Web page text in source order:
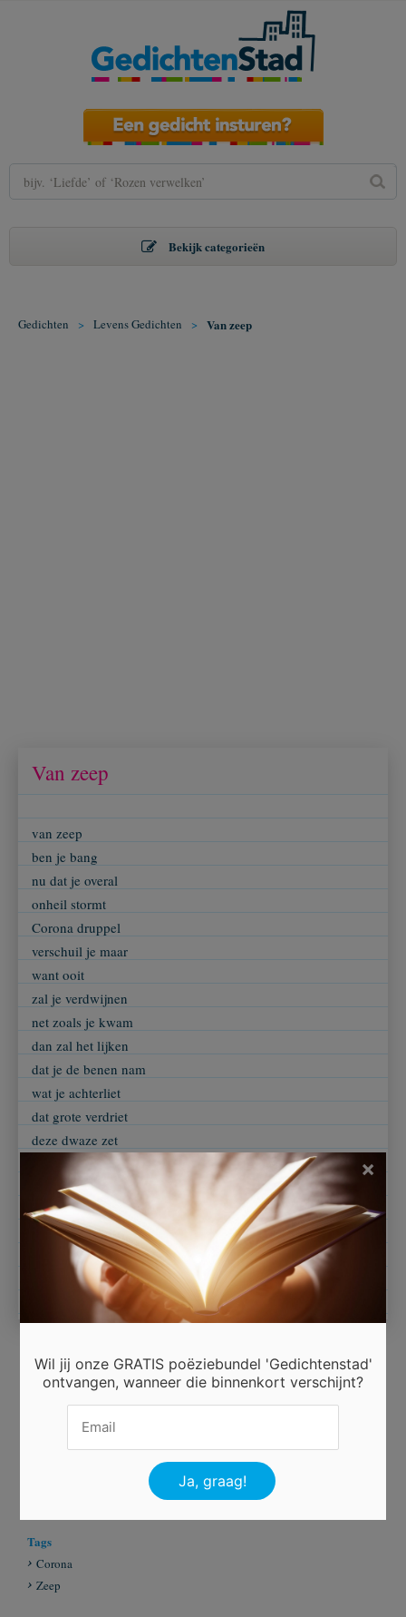
Bekijk categorieën
Gedichten > Levens Gedichten > Van zeep
Van zeep
van zeep
ben je bang
nu dat je overal
onheil stormt
Corona druppel
verschuil je maar
want ooit
zal je verdwijnen
net zoals je kwam
dan zal het lijken
dat je de benen nam
wat je achterliet
dat grote verdriet
deze dwaze zet
dat jij bracht
verdwijnt dan
als een dief
in de nacht
Corona 16 april 2020
Ingezonden door
Beoordeel dit gedicht
Tags
Corona
Zeep
Wil jij onze GRATIS poëziebundel 'Gedichtenstad'
ontvangen, wanneer die binnenkort verschijnt?
×